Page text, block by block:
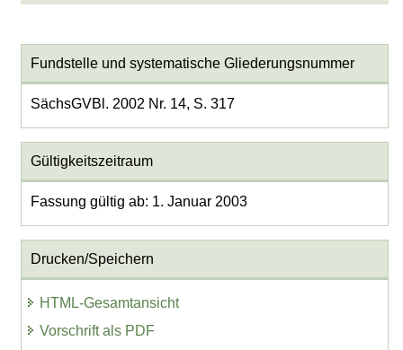
Fundstelle und systematische Gliederungsnummer
SächsGVBl. 2002 Nr. 14, S. 317
Gültigkeitszeitraum
Fassung gültig ab: 1. Januar 2003
Drucken/Speichern
HTML-Gesamtansicht
Vorschrift als PDF